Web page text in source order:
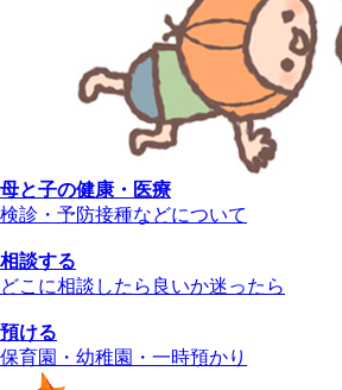
母と子の健康・医療
検診・予防接種などについて
相談する
どこに相談したら良いか迷ったら
預ける
保育園・幼稚園・一時預かり